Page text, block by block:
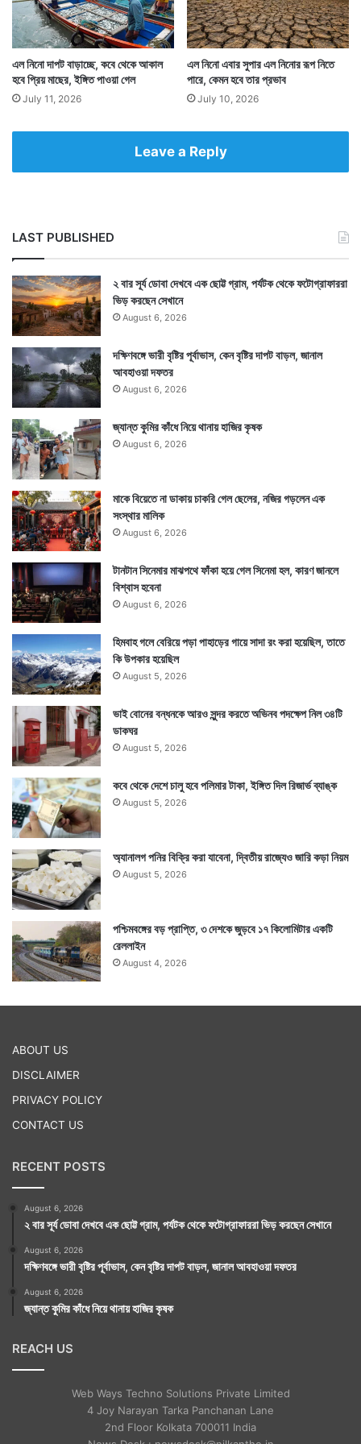
মহালয়া হয়ে যাওয়া মানেই পুজো প্রায় শুরু। তাই এবার বৃষ্টি নিয়ে
চিন্তায় পুজো কমিটিগুলি। উৎসবমুখর দিনগুলো বৃষ্টি মাটি করবে না
সংস্থার সাহায্য নিয়ে লেখা
Tags Weather
এল নিনো দাপট বাড়াচ্ছে, কবে থেকে আকাল
হবে প্রিয় মাছের, ইঙ্গিত পাওয়া গেল
July 11, 2026
এল নিনো এবার সুপার এল নিনোর রূপ নিতে
পারে, কেমন হবে তার প্রভাব
July 10, 2026
Leave a Reply
LAST PUBLISHED
২ বার সূর্য ডোবা দেখবে এক ছোট্ট গ্রাম, পর্যটক থেকে ফটোগ্রাফাররা
ভিড় করছেন সেখানে
August 6, 2026
দক্ষিণবঙ্গে ভারী বৃষ্টির পূর্বাভাস, কেন বৃষ্টির দাপট বাড়ল, জানাল
আবহাওয়া দফতর
August 6, 2026
জ্যান্ত কুমির কাঁধে নিয়ে থানায় হাজির কৃষক
August 6, 2026
মাকে বিয়েতে না ডাকায় চাকরি গেল ছেলের, নজির গড়লেন এক
সংস্থার মালিক
August 6, 2026
টানটান সিনেমার মাঝপথে ফাঁকা হয়ে গেল সিনেমা হল, কারণ জানলে
বিশ্বাস হবেনা
August 6, 2026
হিমবাহ গলে বেরিয়ে পড়া পাহাড়ের গায়ে সাদা রং করা হয়েছিল, তাতে
কি উপকার হয়েছিল
August 5, 2026
ভাই বোনের বন্ধনকে আরও সুন্দর করতে অভিনব পদক্ষেপ নিল ৩৪টি
ডাকঘর
August 5, 2026
কবে থেকে দেশে চালু হবে পলিমার টাকা, ইঙ্গিত দিল রিজার্ভ ব্যাঙ্ক
August 5, 2026
অ্যানালগ পনির বিক্রি করা যাবেনা, দ্বিতীয় রাজ্যেও জারি কড়া নিয়ম
August 5, 2026
পশ্চিমবঙ্গের বড় প্রাপ্তি, ৩ দেশকে জুড়বে ১৭ কিলোমিটার একটি
রেললাইন
August 4, 2026
ABOUT US
DISCLAIMER
PRIVACY POLICY
CONTACT US
RECENT POSTS
August 6, 2026
২ বার সূর্য ডোবা দেখবে এক ছোট্ট গ্রাম, পর্যটক থেকে ফটোগ্রাফাররা ভিড় করছেন সেখানে
August 6, 2026
দক্ষিণবঙ্গে ভারী বৃষ্টির পূর্বাভাস, কেন বৃষ্টির দাপট বাড়ল, জানাল আবহাওয়া দফতর
August 6, 2026
জ্যান্ত কুমির কাঁধে নিয়ে থানায় হাজির কৃষক
REACH US
Web Ways Techno Solutions Private Limited
4 Joy Narayan Tarka Panchanan Lane
2nd Floor Kolkata 700011 India